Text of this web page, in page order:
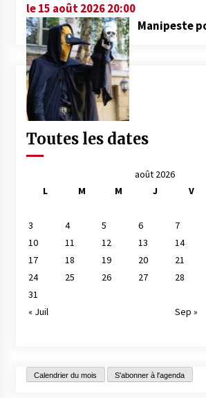
le 15 août 2026 20:00
Manipeste
Toutes les dates
août 2026
L
M M J V
3
4 5 6 7
10
11 12 13 14
17
18 19 20 21
24
25 26 27 28
31
« Juil
Sep »
Calendrier du mois S'abonner à l'agenda